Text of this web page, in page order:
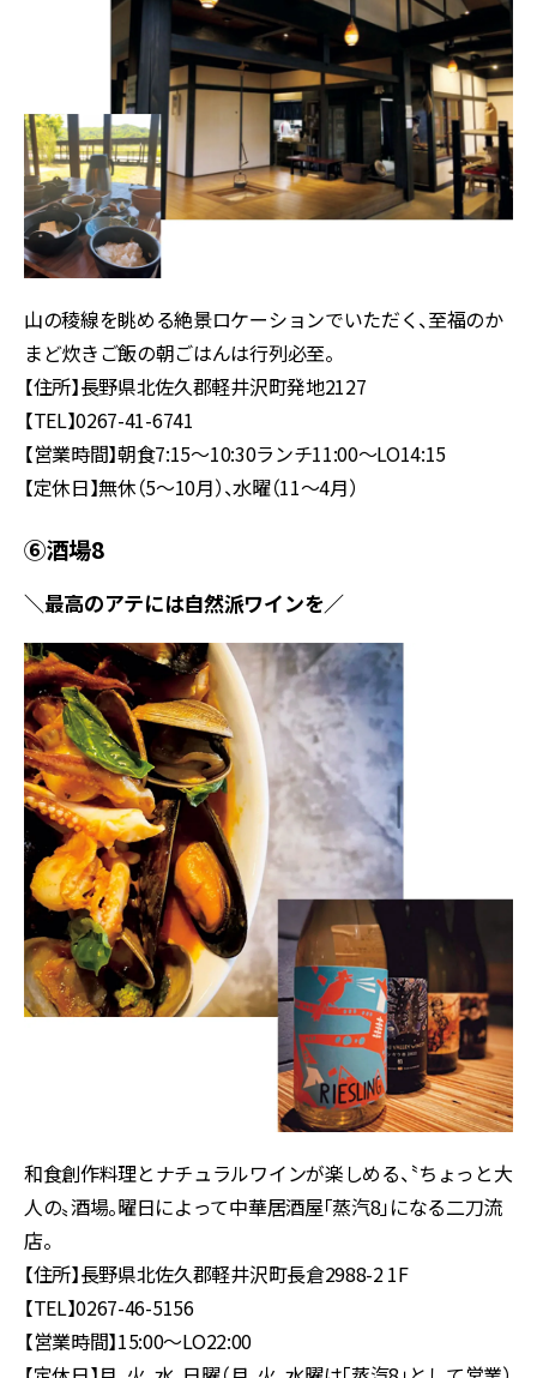
山の稜線を眺める絶景ロケーションでいただく、至福のか
まど炊きご飯の朝ごはんは行列必至。
【住所】長野県北佐久郡軽井沢町発地2127
【TEL】0267-41-6741
【営業時間】朝食7:15～10:30ランチ11:00～LO14:15
【定休日】無休（5～10月）、水曜（11～4月）
⑥酒場8
＼最高のアテには自然派ワインを／
和食創作料理とナチュラルワインが楽しめる、〝ちょっと大
人の〟酒場。曜日によって中華居酒屋「蒸汽8」になる二刀流
店。
【住所】長野県北佐久郡軽井沢町長倉2988-2 1F
【TEL】0267-46-5156
【営業時間】15:00〜LO22:00